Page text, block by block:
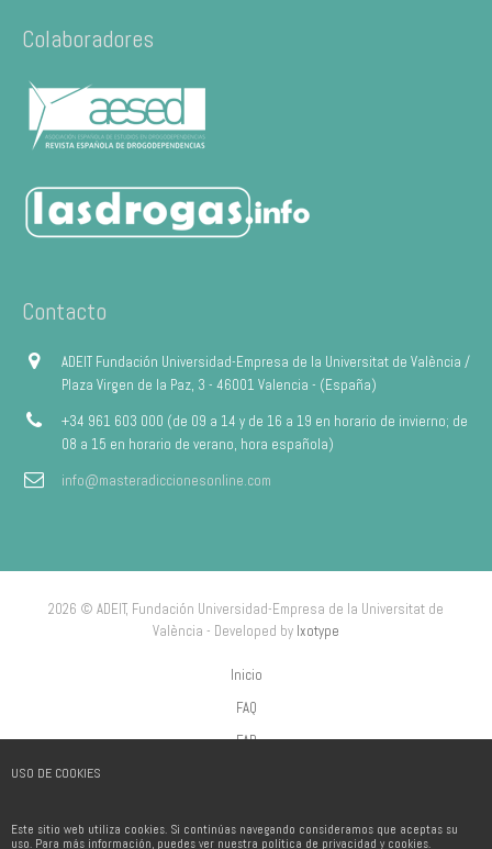
USO DE COOKIES
Este sitio web utiliza cookies. Si continúas navegando consideramos que aceptas su
uso. Para más información, puedes ver nuestra política de privacidad y cookies.
Colaboradores
Contacto
ADEIT Fundación Universidad-Empresa de la Universitat de València /
Plaza Virgen de la Paz, 3 - 46001 Valencia - (España)
+34 961 603 000 (de 09 a 14 y de 16 a 19 en horario de invierno; de
08 a 15 en horario de verano, hora española)
info@masteradiccionesonline.com
2026 © ADEIT, Fundación Universidad-Empresa de la Universitat de
València - Developed by Ixotype
Inicio
FAQ
FAP
Política de Cookies